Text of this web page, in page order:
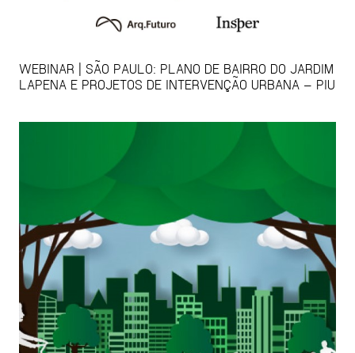
WEBINAR | SÃO PAULO: PLANO DE BAIRRO DO JARDIM
LAPENA E PROJETOS DE INTERVENÇÃO URBANA – PIU